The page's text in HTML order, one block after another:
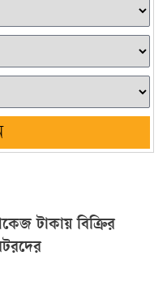
টাকায় বিক্রির